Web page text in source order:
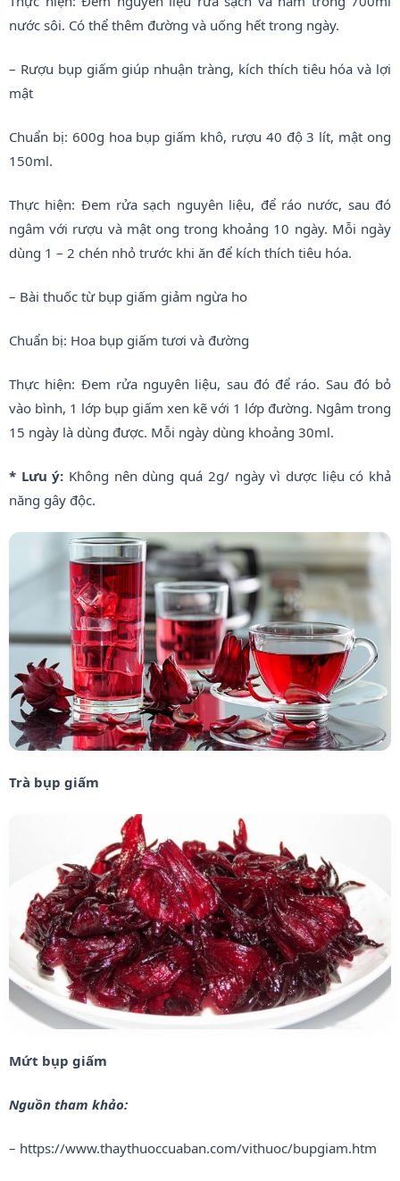
nước sôi. Có thể thêm đường và uống hết trong ngày.
– Rượu bụp giấm giúp nhuận tràng, kích thích tiêu hóa và lợi
mật
Chuẩn bị: 600g hoa bụp giấm khô, rượu 40 độ 3 lít, mật ong
150ml.
Thực hiện: Đem rửa sạch nguyên liệu, để ráo nước, sau đó
ngâm với rượu và mật ong trong khoảng 10 ngày. Mỗi ngày
dùng 1 – 2 chén nhỏ trước khi ăn để kích thích tiêu hóa.
– Bài thuốc từ bụp giấm giảm ngừa ho
Chuẩn bị: Hoa bụp giấm tươi và đường
Thực hiện: Đem rửa nguyên liệu, sau đó để ráo. Sau đó bỏ
vào bình, 1 lớp bụp giấm xen kẽ với 1 lớp đường. Ngâm trong
15 ngày là dùng được. Mỗi ngày dùng khoảng 30ml.
* Lưu ý: Không nên dùng quá 2g/ ngày vì dược liệu có khả
năng gây độc.
Trà bụp giấm
Mứt bụp giấm
Nguồn tham khảo:
– https://www.thaythuoccuaban.com/vithuoc/bupgiam.htm